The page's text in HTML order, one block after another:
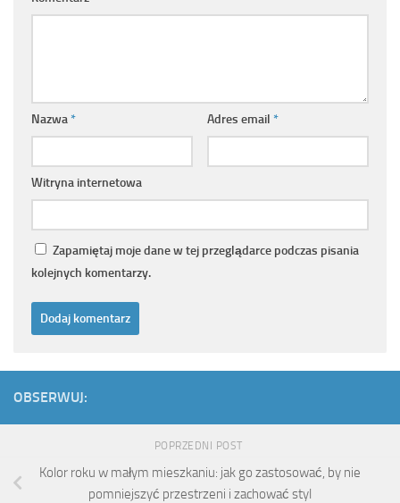
Nazwa* Adres email *
Witryna internetowa
Zapamiętaj moje dane w tej przeglądarce podczas pisania
kolejnych komentarzy.
OBSERWUJ:
POPRZEDNI POST
Kolor roku w małym mieszkaniu: jak go zastosować, by nie
pomniejszyć przestrzeni i zachować styl